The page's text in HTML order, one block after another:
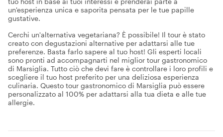
un'esperienza unica e saporita pensata per le tue papille
gustative.
Cerchi un'alternativa vegetariana? È possibile! Il tour è stato
creato con degustazioni alternative per adattarsi alle tue
preferenze. Basta farlo sapere al tuo host! Gli esperti locali
sono pronti ad accompagnarti nel miglior tour gastronomico
di Marsiglia. Tutto ciò che devi fare è controllare i loro profili e
scegliere il tuo host preferito per una deliziosa esperienza
culinaria. Questo tour gastronomico di Marsiglia può essere
personalizzato al 100% per adattarsi alla tua dieta e alle tue
allergie.